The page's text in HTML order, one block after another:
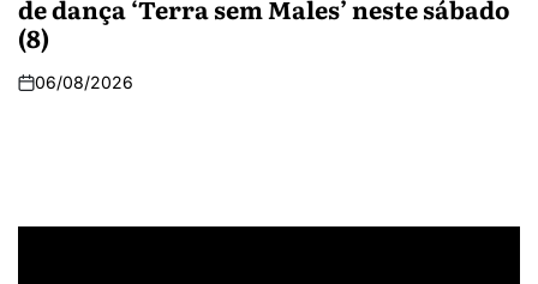
de dança ‘Terra sem Males’ neste sábado
(8)
06/08/2026